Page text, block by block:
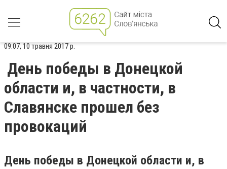
09:07, 10 травня 2017 р.
День победы в Донецкой
области и, в частности, в
Славянске прошел без
провокаций
День победы в Донецкой области и, в